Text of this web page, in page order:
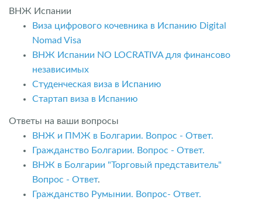
ВНЖ Испании
Виза цифрового кочевника в Испанию Digital
Nomad Visa
ВНЖ Испании NO LOCRATIVA для финансово
независимых
Студенческая виза в Испанию
Стартап виза в Испанию
Ответы на ваши вопросы
ВНЖ и ПМЖ в Болгарии. Вопрос - Ответ.
Гражданство Болгарии. Вопрос - Ответ.
ВНЖ в Болгарии "Торговый представитель"
Вопрос - Ответ.
Гражданство Румынии. Вопрос- Ответ.